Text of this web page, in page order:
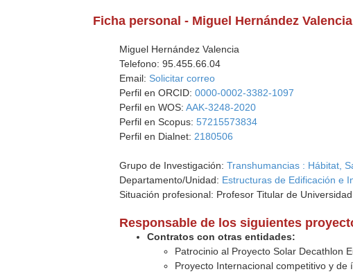
Ficha personal - Miguel Hernández Valencia
Miguel Hernández Valencia
Telefono: 95.455.66.04
Email: Solicitar correo
Perfil en ORCID:0000-0002-3382-1097
Perfil en WOS:AAK-3248-2020
Perfil en Scopus:57215573834
Perfil en Dialnet: 2180506
Grupo de Investigación:Transhumancias : Hábitat,
Departamento/Unidad: Estructuras de Edificación e
Situación profesional: Profesor Titular de Universidad
Responsable de los siguientes
Contratos con otras entidades:
Patrocinio al Proyecto Solar Decathlon
Proyecto Internacional competitivo y de